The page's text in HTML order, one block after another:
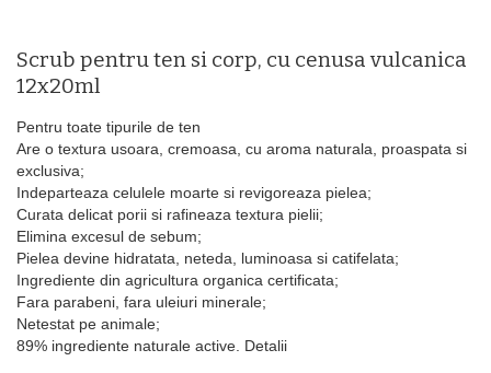
Scrub pentru ten si corp, cu cenusa vulcanica
12x20ml
Pentru toate tipurile de ten
Are o textura usoara, cremoasa, cu aroma naturala, proaspata si
exclusiva;
Indeparteaza celulele moarte si revigoreaza pielea;
Curata delicat porii si rafineaza textura pielii;
Elimina excesul de sebum;
Pielea devine hidratata, neteda, luminoasa si catifelata;
Ingrediente din agricultura organica certificata;
Fara parabeni, fara uleiuri minerale;
Netestat pe animale;
89% ingrediente naturale active. Detalii